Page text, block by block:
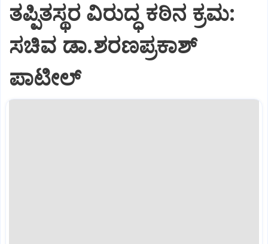
ತಪ್ಪಿತಸ್ಥರ ವಿರುದ್ಧ ಕಠಿನ ಕ್ರಮ:
ಸಚಿವ ಡಾ.ಶರಣಪ್ರಕಾಶ್
ಪಾಟೀಲ್